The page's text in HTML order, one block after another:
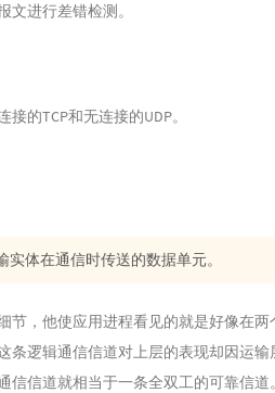
进行差错检测。
的TCP和无连接的UDP。
体在通信时传送的数据单元。
节，他使应用进程看见的就是好像在两
条逻辑通信信道对上层的表现却因运输
信信道就相当于一条全双工的可靠信道